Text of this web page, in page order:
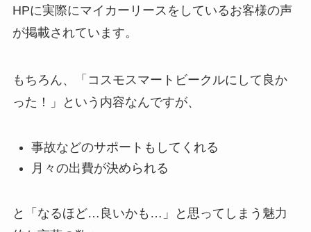
HPに実際にマイカーリースをしているお客様の声
が掲載されています。
もちろん、「コスモスマートビークルにして良か
った！」という内容なんですが、
事故などのサポートもしてくれる
月々の出費が決められる
と「なるほど…良いかも…」と思ってしまう魅力